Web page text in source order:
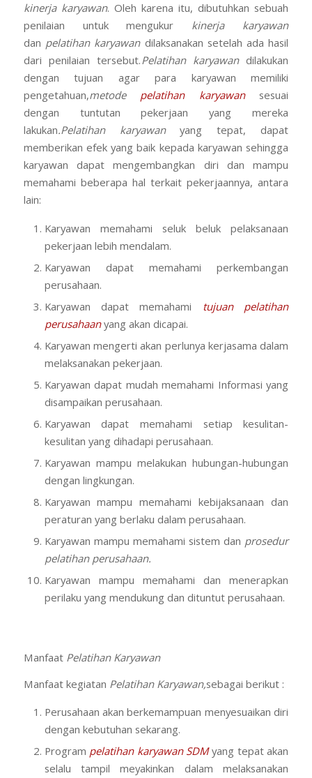
kinerja karyawan. Oleh karena itu, dibutuhkan sebuah
penilaian untuk mengukur kinerja karyawan
dan pelatihan karyawandilaksanakan setelah ada hasil
dari penilaian tersebut.Pelatihan karyawan dilakukan
dengan tujuan agar para karyawan memiliki
pengetahuan,metode pelatihan karyawan sesuai
dengan tuntutan pekerjaan yang mereka
lakukan.Pelatihan karyawanyang tepat, dapat
memberikan efek yang baik kepada karyawan sehingga
karyawan dapat mengembangkan diri dan mampu
memahami beberapa hal terkait pekerjaannya, antara
lain:
Karyawan memahami seluk beluk pelaksanaan
pekerjaan lebih mendalam.
Karyawan dapat memahami perkembangan
perusahaan.
Karyawan dapat memahami tujuan pelatihan
perusahaanyang akan dicapai.
Karyawan mengerti akan perlunya kerjasama dalam
melaksanakan pekerjaan.
Karyawan dapat mudah memahami Informasi yang
disampaikan perusahaan.
Karyawan dapat memahami setiap kesulitan-
kesulitan yang dihadapi perusahaan.
Karyawan mampu melakukan hubungan-hubungan
dengan lingkungan.
Karyawan mampu memahami kebijaksanaan dan
peraturan yang berlaku dalam perusahaan.
Karyawan mampu memahami sistem dan prosedur
pelatihan perusahaan.
Karyawan mampu memahami dan menerapkan
perilaku yang mendukung dan dituntut perusahaan.
Manfaat Pelatihan Karyawan
Manfaat kegiatan Pelatihan Karyawan,sebagai berikut :
Perusahaan akan berkemampuan menyesuaikan diri
dengan kebutuhan sekarang.
Program pelatihan karyawan SDMyang tepat akan
selalu tampil meyakinkan dalam melaksanakan